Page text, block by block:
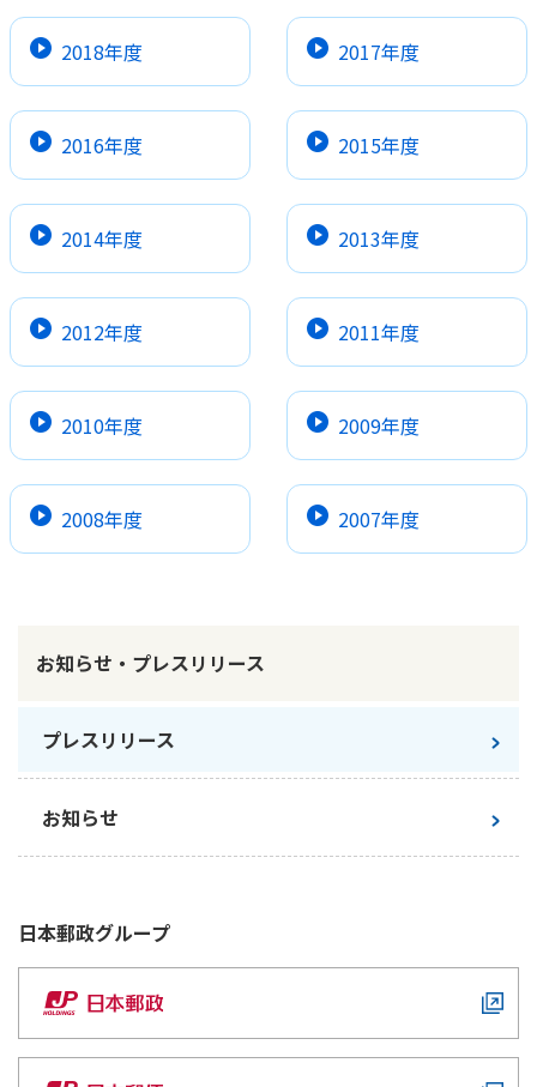
2018年度 2017年度
2016年度 2015年度
2014年度 2013年度
2012年度 2011年度
2010年度 2009年度
2008年度 2007年度
お知らせ・プレスリリース
プレスリリース
お知らせ
日本郵政グループ